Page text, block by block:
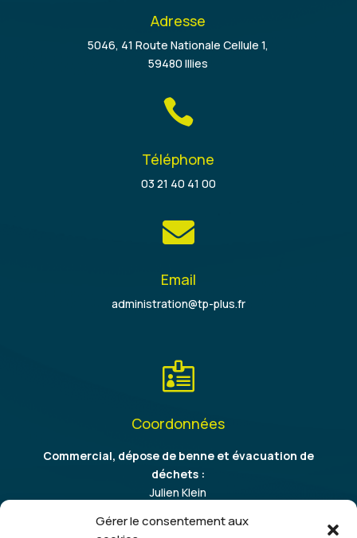
Gérer le consentement aux
Adresse
5046, 41 Route Nationale Cellule 1,
59480 Illies

Téléphone
03 21 40 41 00

Email
administration@tp-plus.fr

Coordonnées
Commercial, dépose de benne et évacuation de
déchets :
Julien Klein